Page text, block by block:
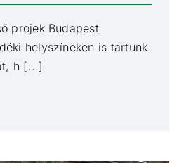
projek Budapest
helyszíneken is tartunk
h [...]